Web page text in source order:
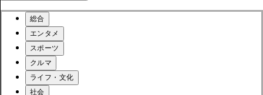
総合
エンタメ
スポーツ
クルマ
ライフ・文化
社会